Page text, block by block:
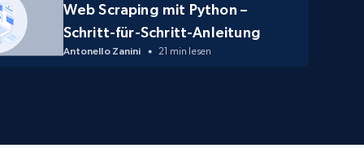
Web Scraping mit Python –
Schritt-für-Schritt-Anleitung
Antonello Zanini 21 min lesen